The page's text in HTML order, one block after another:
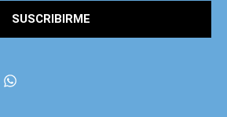
SUSCRIBIRME